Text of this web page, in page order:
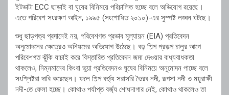
ইটভাটা ECC ছাড়াই বা ঘুষের বিনিময়ে পরিচালিত হচ্ছে বলে অভিযোগ রয়েছে।
এতে পরিবেশ সংরক্ষণ আইন, ১৯৯৫ (সংশোধিত ২০১০)-এর সুস্পষ্ট লঙ্ঘন ঘটছে।
শুধু ছাড়পত্র প্রদানেই নয়, পরিবেশগত প্রভাব মূল্যায়ন (EIA) প্রতিবেদন
অনুমোদনের ক্ষেত্রেও অনিয়মের অভিযোগ উঠেছে। বড় শিল্প প্রকল্প চালুর আগে
পরিবেশগত ঝুঁকি যাচাই করে বিস্তারিত প্রতিবেদন জমা দেওয়ার বাধ্যবাধকতা
থাকলেও, নিম্নমানের কিংবা ভুয়া প্রতিবেদনও ঘুষের বিনিময়ে অনুমোদন পাচ্ছে বলে
সংশ্লিষ্টরা দাবি করেছেন। ফলে শিল্প বর্জ্য সরাসরিভৈরব নদী,রূপসা নদী ও ময়ূরাক্ষী
নদী-তে ফেলা হচ্ছে। কোথাও পর্যাপ্ত বর্জ্য শোধনাগার নেই, কোথাও থাকলেও তা